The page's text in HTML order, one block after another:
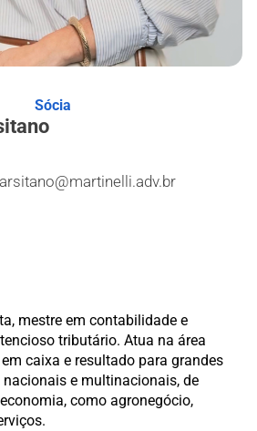
Sócia
mestre em contabilidade e
tributário. Atua na área
caixa e resultado para grandes
nacionais e multinacionais, de
como agronegócio,